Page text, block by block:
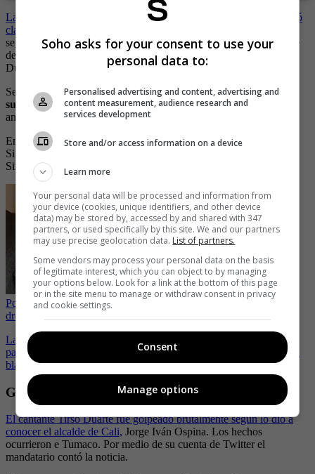
La manager de Tirso, Rosa González envió un mensaje donde dejó
claro que el artista no aguantó las heridas
seguirá en los corazones de quienes lo conocimos. El loco como le
decía, el maestro de piano, compositor, productor, cantante. Tirso
Duarte vivirá con su música. QEPD”.
Según reveló la Revista SemanaTirso Duarte falleció luego de
sufrir un paro cardiorrespiratorio, mientras era trasladado en
ambulancia hasta Pasto.
En horas de la tarde ya se rumoraba que el artista había fallecido.
Sin embargo, en horas de la noche el comunicado se hizo oficial.
Sin duda la música está de luto.
Polémica por sacerdote que organizó una orgía con prostitutos y
drogas
Las autoridades ya iniciaron las investigaciones para dar con el
paradero del responsable que tras varios golpes y heridas con arma
blanca terminó con la vida del artista cubano.
Graves heridas
El cantante Tirso Duarte fue golpeado brutalmente según lo dio a
conocer el alcalde de Cali, Jorge Iván Ospina. Los hechos
ocurrieron e Tumaco. Por medio de su cuenta de Twitter el
mandatario contó la noticia.
Soho asks for your consent to use your
personal data to:
Personalised advertising and content, advertising and
content measurement, audience research and
services development
Store and/or access information on a device
Learn more
Your personal data will be processed and information from
your device (cookies, unique identifiers, and other device
data) may be stored by, accessed by and shared with 347
partners, or used specifically by this site. We and our partners
may use precise geolocation data. List of partners.
Some vendors may process your personal data on the basis
of legitimate interest, which you can object to by managing
your options below. Look for a link at the bottom of this page
or in the site menu to manage or withdraw consent in privacy
and cookie settings.
Consent
Manage options